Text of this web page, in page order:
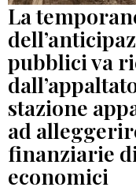
La
pubblici va
stazione
ad
finanziarie
economici